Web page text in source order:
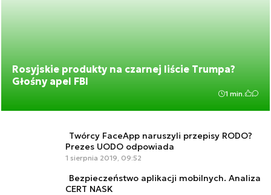
Rosyjskie produkty na czarnej liście Trumpa?
Głośny apel FBI
1 min.
Twórcy FaceApp naruszyli przepisy RODO?
Prezes UODO odpowiada
1 sierpnia 2019, 09:52
Bezpieczeństwo aplikacji mobilnych. Analiza
CERT NASK